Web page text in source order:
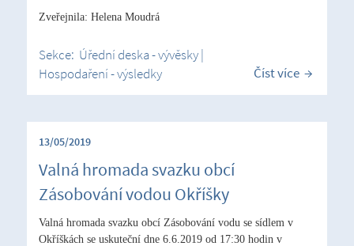
Zveřejnila: Helena Moudrá
Sekce: Úřední deska - vývěsky|
Hospodaření - výsledky
Číst více
13/05/2019
Valná hromada svazku obcí
Zásobování vodou Okříšky
Valná hromada svazku obcí Zásobování vodu se sídlem v
Okříškách se uskuteční dne 6.6.2019 od 17:30 hodin v